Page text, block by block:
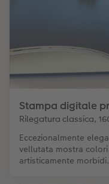
Stampa digitale
Rilegatura classica,
Eccezionalmente
vellutata mostra
artisticamente morbidi.